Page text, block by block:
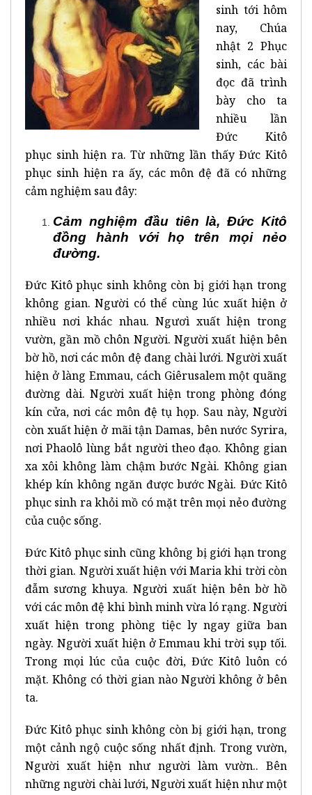
sinh tới hôm
nay, Chúa
nhật 2 Phục
sinh, các bài
đọc đã trình
bày cho ta
nhiều lần
Đức Kitô
phục sinh hiện ra. Từ những lần thấy Đức Kitô
phục sinh hiện ra ấy, các môn đệ đã có những
cảm nghiệm sau đây:
Cảm nghiệm đầu tiên là, Đức Kitô
đồng hành với họ trên mọi nẻo
đường.
Đức Kitô phục sinh không còn bị giới hạn trong
không gian. Người có thể cùng lúc xuất hiện ở
nhiều nơi khác nhau. Ngươì xuất hiện trong
vườn, gần mồ chôn Người. Người xuất hiện bên
bờ hồ, nơi các môn đệ đang chài lưới. Người xuất
hiện ở làng Emmau, cách Giêrusalem một quãng
đường dài. Người xuất hiện trong phòng đóng
kín cửa, nơi các môn đệ tụ họp. Sau này, Người
còn xuất hiện ở mãi tận Damas, bên nước Syrira,
nơi Phaolô lùng bắt người theo đạo. Không gian
xa xôi không làm chậm bước Ngài. Không gian
khép kín không ngăn được bước Ngài. Đức Kitô
phục sinh ra khỏi mồ có mặt trên mọi nẻo đường
của cuộc sống.
Đức Kitô phục sinh cũng không bị giới hạn trong
thời gian. Người xuất hiện với Maria khi trời còn
đẫm sương khuya. Người xuất hiện bên bờ hồ
với các môn đệ khi bình minh vừa ló rạng. Người
xuất hiện trong phòng tiệc ly ngay giữa ban
ngày. Người xuất hiện ở Emmau khi trời sụp tối.
Trong mọi lúc của cuộc đời, Đức Kitô luôn có
mặt. Không có thời gian nào Người không ở bên
ta.
Đức Kitô phục sinh không còn bị giới hạn, trong
một cảnh ngộ cuộc sống nhất định. Trong vườn,
Người xuất hiện như người làm vườn.. Bên
những người chài lưới, Người xuất hiện như một